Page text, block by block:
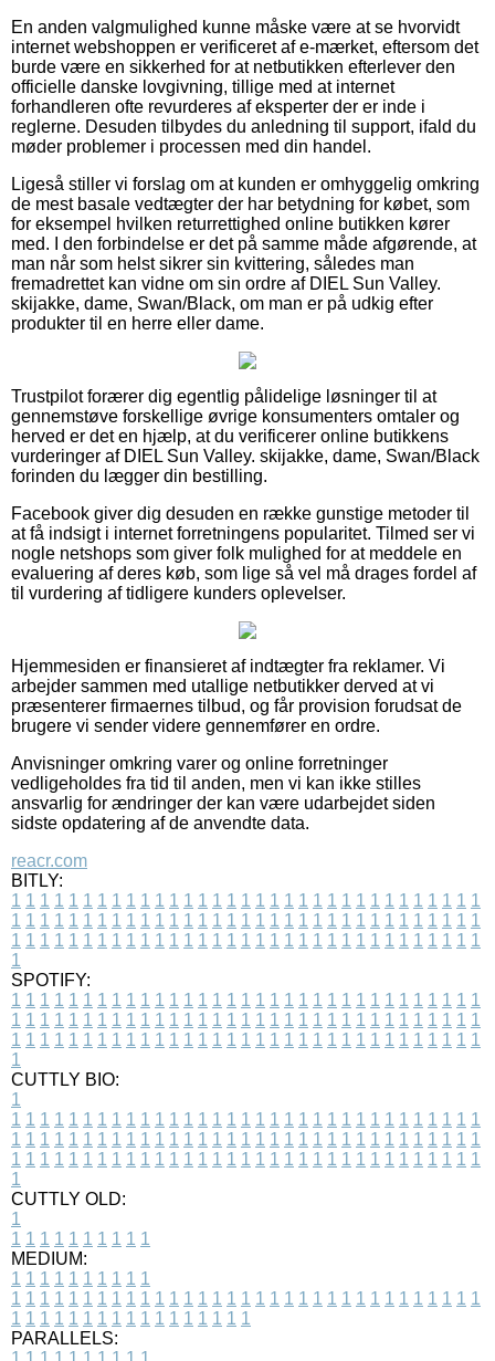
En anden valgmulighed kunne måske være at se hvorvidt
internet webshoppen er verificeret af e-mærket, eftersom det
burde være en sikkerhed for at netbutikken efterlever den
officielle danske lovgivning, tillige med at internet
forhandleren ofte revurderes af eksperter der er inde i
reglerne. Desuden tilbydes du anledning til support, ifald du
møder problemer i processen med din handel.
Ligeså stiller vi forslag om at kunden er omhyggelig omkring
de mest basale vedtægter der har betydning for købet, som
for eksempel hvilken returrettighed online butikken kører
med. I den forbindelse er det på samme måde afgørende, at
man når som helst sikrer sin kvittering, således man
fremadrettet kan vidne om sin ordre af DIEL Sun Valley.
skijakke, dame, Swan/Black, om man er på udkig efter
produkter til en herre eller dame.
Trustpilot forærer dig egentlig pålidelige løsninger til at
gennemstøve forskellige øvrige konsumenters omtaler og
herved er det en hjælp, at du verificerer online butikkens
vurderinger af DIEL Sun Valley. skijakke, dame, Swan/Black
forinden du lægger din bestilling.
Facebook giver dig desuden en række gunstige metoder til
at få indsigt i internet forretningens popularitet. Tilmed ser vi
nogle netshops som giver folk mulighed for at meddele en
evaluering af deres køb, som lige så vel må drages fordel af
til vurdering af tidligere kunders oplevelser.
Hjemmesiden er finansieret af indtægter fra reklamer. Vi
arbejder sammen med utallige netbutikker derved at vi
præsenterer firmaernes tilbud, og får provision forudsat de
brugere vi sender videre gennemfører en ordre.
Anvisninger omkring varer og online forretninger
vedligeholdes fra tid til anden, men vi kan ikke stilles
ansvarlig for ændringer der kan være udarbejdet siden
sidste opdatering af de anvendte data.
reacr.com
BITLY:
1 1 1 1 1 1 1 1 1 1 1 1 1 1 1 1 1 1 1 1 1 1 1 1 1 1 1 1 1 1 1 1 1
1 1 1 1 1 1 1 1 1 1 1 1 1 1 1 1 1 1 1 1 1 1 1 1 1 1 1 1 1 1 1 1 1
1 1 1 1 1 1 1 1 1 1 1 1 1 1 1 1 1 1 1 1 1 1 1 1 1 1 1 1 1 1 1 1 1
1
SPOTIFY:
1 1 1 1 1 1 1 1 1 1 1 1 1 1 1 1 1 1 1 1 1 1 1 1 1 1 1 1 1 1 1 1 1
1 1 1 1 1 1 1 1 1 1 1 1 1 1 1 1 1 1 1 1 1 1 1 1 1 1 1 1 1 1 1 1 1
1 1 1 1 1 1 1 1 1 1 1 1 1 1 1 1 1 1 1 1 1 1 1 1 1 1 1 1 1 1 1 1 1
1
CUTTLY BIO:
1
1 1 1 1 1 1 1 1 1 1 1 1 1 1 1 1 1 1 1 1 1 1 1 1 1 1 1 1 1 1 1 1 1
1 1 1 1 1 1 1 1 1 1 1 1 1 1 1 1 1 1 1 1 1 1 1 1 1 1 1 1 1 1 1 1 1
1 1 1 1 1 1 1 1 1 1 1 1 1 1 1 1 1 1 1 1 1 1 1 1 1 1 1 1 1 1 1 1 1
1
CUTTLY OLD:
1
1 1 1 1 1 1 1 1 1 1
MEDIUM:
1 1 1 1 1 1 1 1 1 1
1 1 1 1 1 1 1 1 1 1 1 1 1 1 1 1 1 1 1 1 1 1 1 1 1 1 1 1 1 1 1 1 1
1 1 1 1 1 1 1 1 1 1 1 1 1 1 1 1 1
PARALLELS: